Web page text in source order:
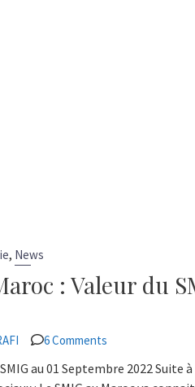
, News
: Valeur du
6 Comments
au 01 Septembre 2022 Suite